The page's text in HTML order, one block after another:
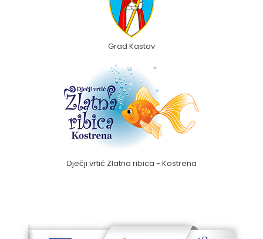
Grad Kastav
Dječji vrtić Zlatna ribica - Kostrena